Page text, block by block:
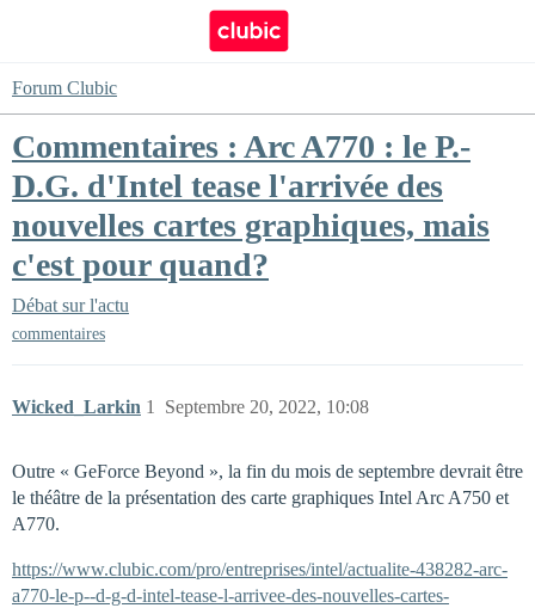
Forum Clubic
Commentaires : Arc A770 : le P.-
D.G. d'Intel tease l'arrivée des
nouvelles cartes graphiques, mais
c'est pour quand?
Débat sur l'actu
commentaires
Wicked_Larkin Septembre 20, 2022, 10:08
1
Outre « GeForce Beyond », la fin du mois de septembre devrait être
le théâtre de la présentation des carte graphiques Intel Arc A750 et
A770.
https://www.clubic.com/pro/entreprises/intel/actualite-438282-arc-
a770-le-p--d-g-d-intel-tease-l-arrivee-des-nouvelles-cartes-